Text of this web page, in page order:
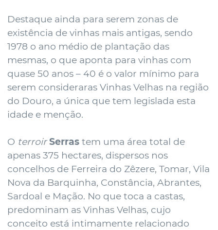
Destaque ainda para serem zonas de
existência de vinhas mais antigas, sendo
1978 o ano médio de plantação das
mesmas, o que aponta para vinhas com
quase 50 anos – 40 é o valor mínimo para
serem consideraras Vinhas Velhas na região
do Douro, a única que tem legislada esta
idade e menção.
O terroir Serras tem uma área total de
apenas 375 hectares, dispersos nos
concelhos de Ferreira do Zêzere, Tomar, Vila
Nova da Barquinha, Constância, Abrantes,
Sardoal e Mação. No que toca a castas,
predominam as Vinhas Velhas, cujo
conceito está intimamente relacionado